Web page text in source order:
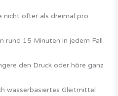
nicht öfter als dreimal pro
rund 15 Minuten in jedem Fall
den Druck oder höre ganz
wasserbasiertes Gleitmittel